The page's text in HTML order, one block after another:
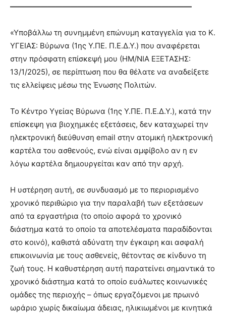
————————————————————————
«Υποβάλλω τη συνημμένη επώνυμη καταγγελία για το Κ.
ΥΓΕΙΑΣ: Βύρωνα (1ης Υ.ΠΕ. Π.Ε.Δ.Υ.) που αναφέρεται
στην πρόσφατη επίσκεψή μου (ΗΜ/ΝΙΑ ΕΞΕΤΑΣΗΣ:
13/1/2025), σε περίπτωση που θα θέλατε να αναδείξετε
τις ελλείψεις μέσω της Ένωσης Πολιτών.
Το Κέντρο Υγείας Βύρωνα (1ης Υ.ΠΕ. Π.Ε.Δ.Υ.), κατά την
επίσκεψη για βιοχημικές εξετάσεις, δεν καταχωρεί την
ηλεκτρονική διεύθυνση email στην ατομική ηλεκτρονική
καρτέλα του ασθενούς, ενώ είναι αμφίβολο αν η εν
λόγω καρτέλα δημιουργείται καν από την αρχή.
Η υστέρηση αυτή, σε συνδυασμό με το περιορισμένο
χρονικό περιθώριο για την παραλαβή των εξετάσεων
από τα εργαστήρια (το οποίο αφορά το χρονικό
διάστημα κατά το οποίο τα αποτελέσματα παραδίδονται
στο κοινό), καθιστά αδύνατη την έγκαιρη και ασφαλή
επικοινωνία με τους ασθενείς, θέτοντας σε κίνδυνο τη
ζωή τους. Η καθυστέρηση αυτή παρατείνει σημαντικά το
χρονικό διάστημα κατά το οποίο ευάλωτες κοινωνικές
ομάδες της περιοχής – όπως εργαζόμενοι με πρωινό
ωράριο χωρίς δικαίωμα άδειας, ηλικιωμένοι με κινητικά